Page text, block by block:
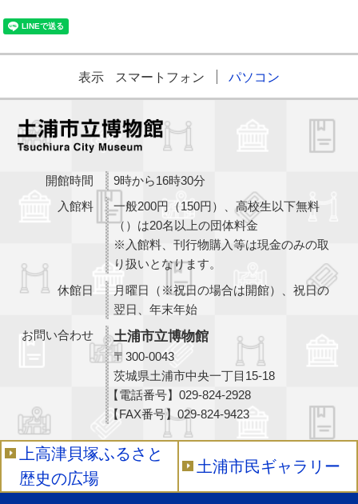
表示 スマートフォン パソコン
開館時間
9時から16時30分
入館料
一般200円（150円）、高校生以下無料
（）は20名以上の団体料金
※入館料、刊行物購入等は現金のみの取
り扱いとなります。
休館日
月曜日（※祝日の場合は開館）、祝日の
翌日、年末年始
お問い合わせ
土浦市立博物館
〒300-0043
茨城県土浦市中央一丁目15-18
【電話番号】029-824-2928
【FAX番号】029-824-9423
上高津貝塚ふるさと
歴史の広場
土浦市民ギャラリー